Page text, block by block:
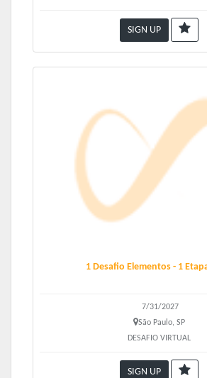
SIGN UP
1 Desafio Elementos - 1
7/31/2027
São Paulo, SP
DESAFIO VIRTUAL
SIGN UP